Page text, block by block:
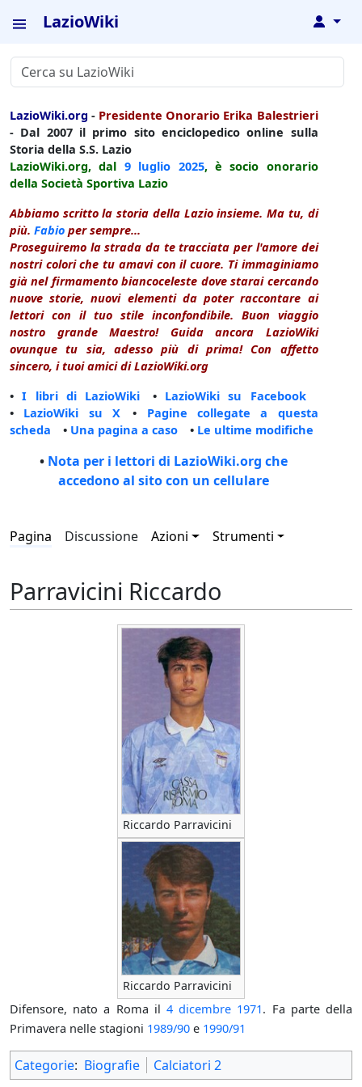
LazioWiki ↓
LazioWiki.org - Presidente Onorario Erika Balestrieri
- Dal 2007 il primo sito enciclopedico online sulla
Storia della S.S. Lazio
LazioWiki.org, dal 9 luglio 2025, è socio onorario
della Società Sportiva Lazio
Abbiamo scritto la storia della Lazio insieme. Ma tu, di
più. Fabio per sempre...
Proseguiremo la strada da te tracciata per l'amore dei
nostri colori che tu amavi con il cuore. Ti immaginiamo
già nel firmamento biancoceleste dove starai cercando
nuove storie, nuovi elementi da poter raccontare ai
lettori con il tuo stile inconfondibile. Buon viaggio
nostro grande Maestro! Guida ancora LazioWiki
ovunque tu sia, adesso più di prima! Con affetto
sincero, i tuoi amici di LazioWiki.org
•I libri di LazioWiki • LazioWiki su Facebook
• LazioWiki su X • Pagine collegate a questa
scheda • Una pagina a caso • Le ultime modifiche
• Nota per i lettori di LazioWiki.org che
accedono al sito con un cellulare
Pagina Discussione Azioni Strumenti
Parravicini Riccardo
Riccardo Parravicini
Riccardo Parravicini
Difensore, nato a Roma il 4 dicembre 1971. Fa parte della
Primavera nelle stagioni 1989/90 e 1990/91
Categorie: Biografie Calciatori 2